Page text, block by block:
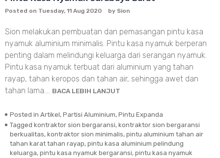
Rungkut
Posted on Tuesday, 11 Aug 2020 by Sion
Sion melakukan pembuatan dan pemasangan pintu kasa
nyamuk aluminium minimalis. Pintu kasa nyamuk berperan
penting dalam melindungi keluarga dari serangan nyamuk.
Pintu kasa nyamuk terbuat dari aluminium yang tahan
rayap, tahan keropos dan tahan air, sehingga awet dan
tahan lama.… BACA LEBIH LANJUT
Posted in Artikel, Partisi Aluminium, Pintu Expanda
Tagged kontraktor sion bergaransi, kontraktor sion bergaransi
berkualitas, kontraktor sion minimalis, pintu aluminium tahan air
tahan karat tahan rayap, pintu kasa aluminium pelindung
keluarga, pintu kasa nyamuk bergaransi, pintu kasa nyamuk